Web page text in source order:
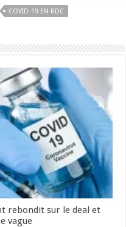
COVID-19 EN RDC
rebondit sur le deal et
vague